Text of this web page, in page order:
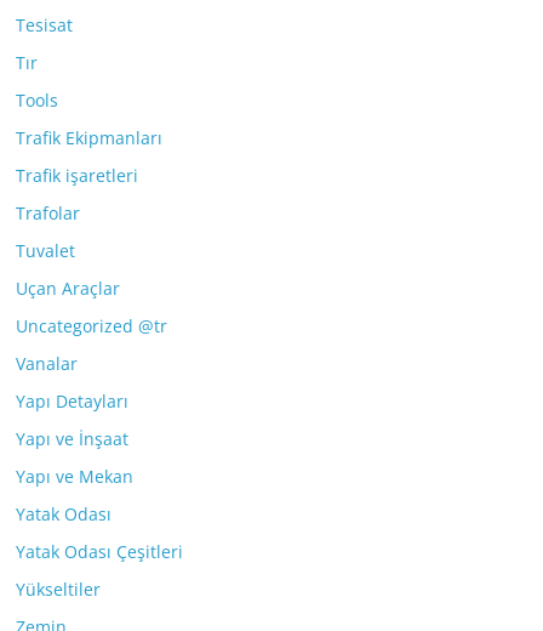
Tesisat
Tır
Tools
Trafik Ekipmanları
Trafik işaretleri
Trafolar
Tuvalet
Uçan Araçlar
Uncategorized @tr
Vanalar
Yapı Detayları
Yapı ve İnşaat
Yapı ve Mekan
Yatak Odası
Yatak Odası Çeşitleri
Yükseltiler